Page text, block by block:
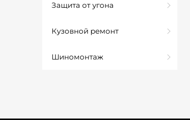
Защита от угона
Кузовной ремонт
Шиномонтаж